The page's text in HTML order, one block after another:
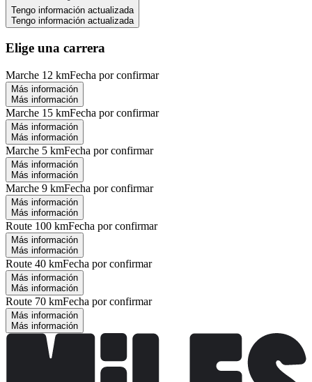
Tengo información actualizada
Tengo información actualizada
Elige una carrera
Marche 12 kmFecha por confirmar
Más información
Más información
Marche 15 kmFecha por confirmar
Más información
Más información
Marche 5 kmFecha por confirmar
Más información
Más información
Marche 9 kmFecha por confirmar
Más información
Más información
Route 100 kmFecha por confirmar
Más información
Más información
Route 40 kmFecha por confirmar
Más información
Más información
Route 70 kmFecha por confirmar
Más información
Más información